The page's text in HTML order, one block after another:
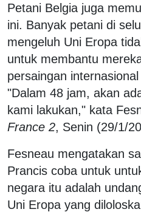
Petani Belgia juga
ini. Banyak petani di
mengeluh Uni Eropa
untuk membantu
persaingan
"Dalam 48 jam, akan
kami lakukan," kata
France 2, Senin (29/1/
Fesneau mengatakan
Prancis coba untuk
negara itu adalah
Uni Eropa yang